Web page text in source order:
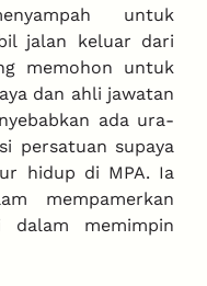
untuk
jalan keluar dari
memohon untuk
dan ahli jawatan
ada ura-
persatuan supaya
hidup di MPA. Ia
mempamerkan
dalam memimpin